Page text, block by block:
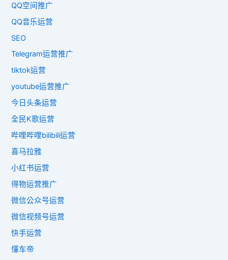
QQ空间推广
QQ音乐运营
SEO
Telegram运营推广
tiktok运营
youtube运营推广
今日头条运营
全民K歌运营
哔哩哔哩bilibili运营
喜马拉雅
小红书运营
得物运营推广
微信公众号运营
微信视频号运营
快手运营
懂车帝